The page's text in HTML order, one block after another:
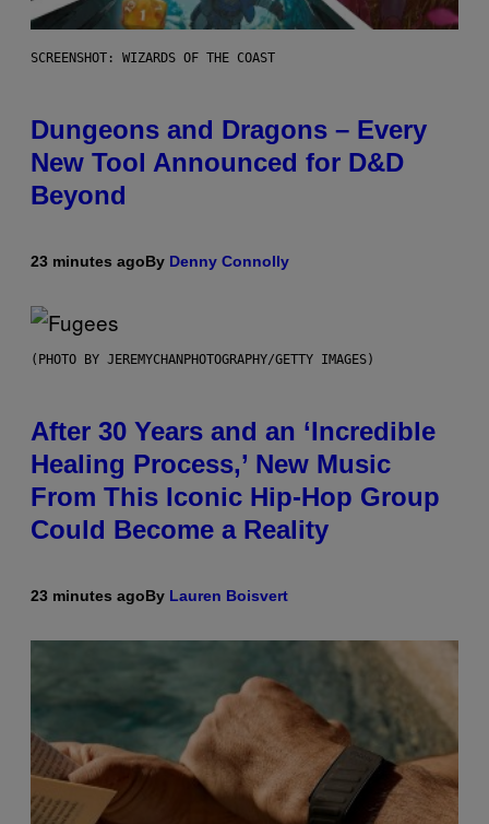
SCREENSHOT: WIZARDS OF THE COAST
Dungeons and Dragons – Every
New Tool Announced for D&D
Beyond
23 minutes agoBy Denny Connolly
(PHOTO BY JEREMYCHANPHOTOGRAPHY/GETTY IMAGES)
After 30 Years and an ‘Incredible
Healing Process,’ New Music
From This Iconic Hip-Hop Group
Could Become a Reality
23 minutes agoBy Lauren Boisvert